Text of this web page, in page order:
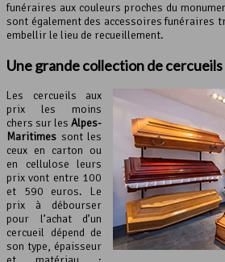
funéraires aux couleurs proches du
sont également des accessoires funéraires
embellir le lieu de recueillement.
Une grande collection de cercueils
Les cercueils aux
prix les moins
chers sur les Alpes-
Maritimes sont les
ceux en carton ou
en cellulose leurs
prix vont entre 100
et 590 euros. Le
prix à débourser
pour l’achat d’un
cercueil dépend de
son type, épaisseur